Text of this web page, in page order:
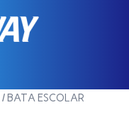
/ BATA ESCOLAR